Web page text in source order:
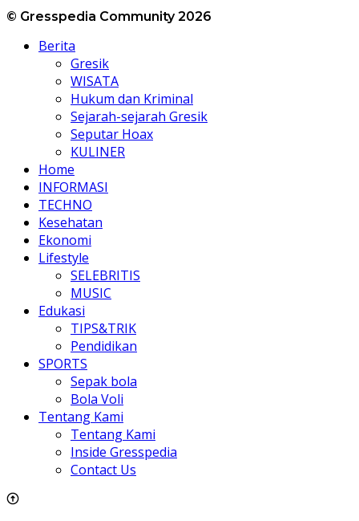
© Gresspedia Community 2026
Berita
Gresik
WISATA
Hukum dan Kriminal
Sejarah-sejarah Gresik
Seputar Hoax
KULINER
Home
INFORMASI
TECHNO
Kesehatan
Ekonomi
Lifestyle
SELEBRITIS
MUSIC
Edukasi
TIPS&TRIK
Pendidikan
SPORTS
Sepak bola
Bola Voli
Tentang Kami
Tentang Kami
Inside Gresspedia
Contact Us